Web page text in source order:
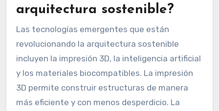
arquitectura sostenible?
Las tecnologías emergentes que están
revolucionando la arquitectura sostenible
incluyen la impresión 3D, la inteligencia artificial
y los materiales biocompatibles. La impresión
3D permite construir estructuras de manera
más eficiente y con menos desperdicio. La